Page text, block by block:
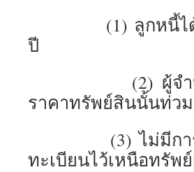
(1) ลูกหนี้ได้ขาด
ปี
(2) ผู้จำนองมิไ
ราคาทรัพย์สินนั้นท่ว
(3) ไม่มีการจำ
ทะเบียนไว้เหนือทรัพ